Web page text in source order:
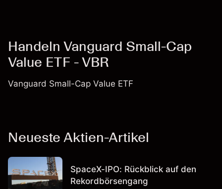
Handeln Vanguard Small-Cap
Value ETF - VBR
Vanguard Small-Cap Value ETF
Neueste Aktien-Artikel
SpaceX-IPO: Rückblick auf den
Rekordbörsengang